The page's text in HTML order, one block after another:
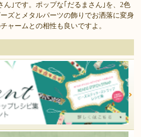
ん｣です。ポップな｢だるまさん｣を、2色
ズとメタルパーツの飾りでお洒落に変身
ームとの相性も良いですよ。